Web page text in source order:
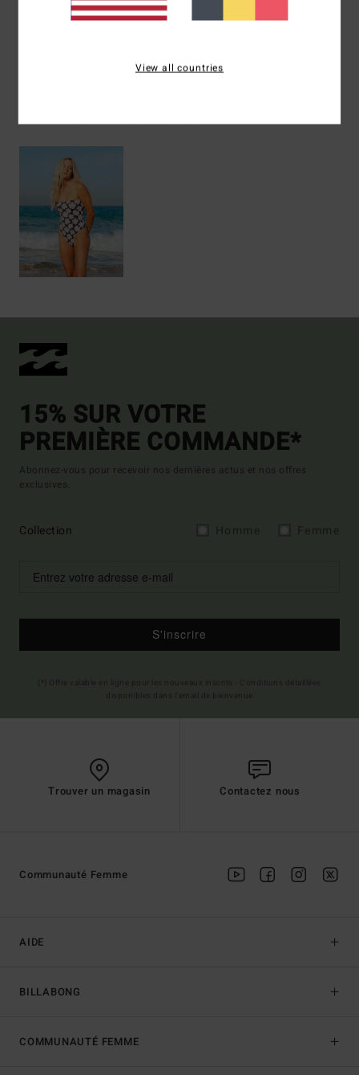
Articles vus récemment
15% SUR VOTRE
PREMIÈRE COMMANDE*
Abonnez-vous pour recevoir nos dernières actus et nos offres
exclusives.
Collection
S'inscrire
Trouver un magasin Contactez nous
AIDE
BILLABONG
Communauté Femme
COMMUNAUTÉ FEMME
View all countries